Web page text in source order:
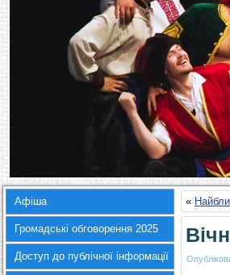
Афіша
Громадські обговорення 2025
Доступ до публічної інформації
«